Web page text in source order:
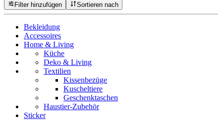
Filter hinzufügen
Sortieren nach
Bekleidung
Accessoires
Home & Living
Küche
Deko & Living
Textilien
Kissenbezüge
Kuscheltiere
Geschenktaschen
Haustier-Zubehör
Sticker